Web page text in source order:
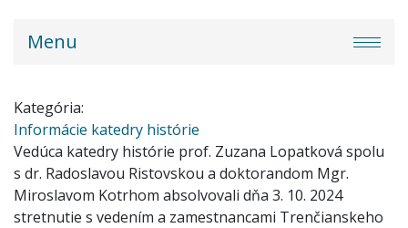
truni-
Menu
Kategória
Informácie katedry histórie
Vedúca katedry histórie prof. Zuzana Lopatková spolu
s dr. Radoslavou Ristovskou a doktorandom Mgr.
Miroslavom Kotrhom absolvovali dňa 3. 10. 2024
stretnutie s vedením a zamestnancami Trenčianskeho